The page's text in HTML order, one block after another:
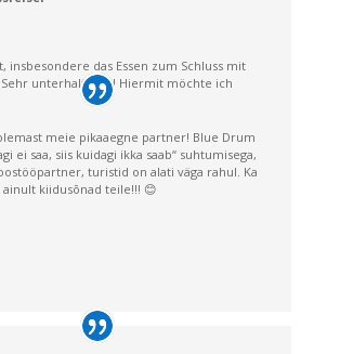
insbesondere das Essen zum Schluss mit
unterhaltsam!! Hiermit möchte ich
bei euch allen für den netten Abschied im
Dank an das Team das hinter
das einen wirklich tollen Job gemacht hat
meie pikaaegne partner! Blue Drum
ei saa, siis kuidagi ikka saab“ suhtumisega,
turistid on alati väga rahul. Ka
kiidusõnad teile!!! 😊